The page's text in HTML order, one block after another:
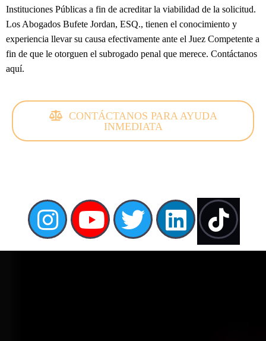
Instituciones Públicas a fin de acreditar la viabilidad de la solicitud.
Los Abogados Bufete Jordan, ESQ., tienen el conocimiento y
experiencia llevar su causa efectivamente ante el Juez Competente a
fin de que le otorguen el subrogado penal que merece. Contáctanos
aquí.
CONTÁCTANOS PARA AYUDA
INMEDIATA